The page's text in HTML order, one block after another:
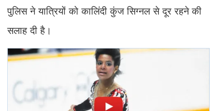
पुलिस ने यात्रियों को कालिंदी कुंज सिग्नल से दूर रहने की
सलाह दी है।